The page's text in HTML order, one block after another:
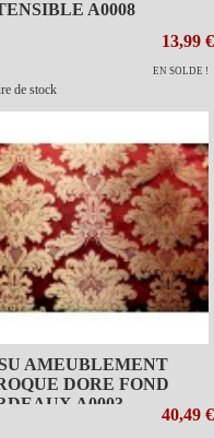
A0008
13,99 €
EN SOLDE !
de stock
AMEUBLEMENT
DORE FOND
A0003
40,49 €